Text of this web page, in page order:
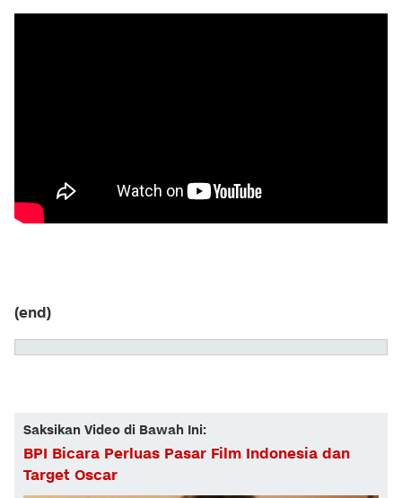
(end)
Saksikan Video di Bawah Ini:
BPI Bicara Perluas Pasar Film Indonesia dan
Target Oscar